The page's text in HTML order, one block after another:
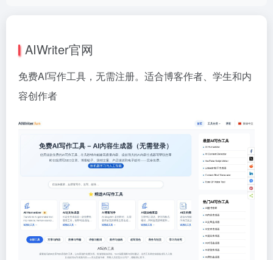
AIWriter官网
免费AI写作工具，无需注册。适合博客作者、学生和内
容创作者